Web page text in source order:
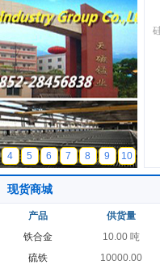
4 5 6 7 8 9 10
现货商城
产品
供货量
铁合金
10.00 吨
硫铁
10000.00